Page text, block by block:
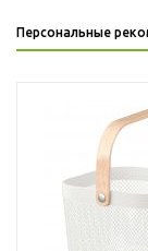
Персональные